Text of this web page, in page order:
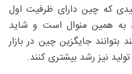
که چین دارای ظرفیت اول
به همین منوال است و شاید
بتوانند جایگزین چین در بازار
نیز رشد بیشتری کنند.